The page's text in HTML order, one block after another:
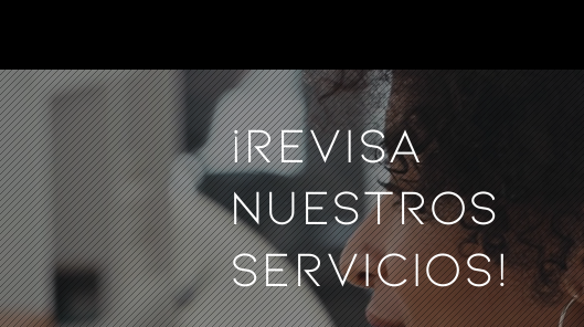
¡REVISA
NUESTROS
SERVICIOS!